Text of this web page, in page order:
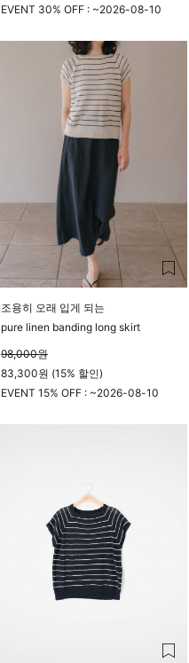
EVENT 30% OFF : ~2026-08-10
조용히 오래 입게 되는
pure linen banding long skirt
98,000원
83,300원 (15% 할인)
EVENT 15% OFF : ~2026-08-10